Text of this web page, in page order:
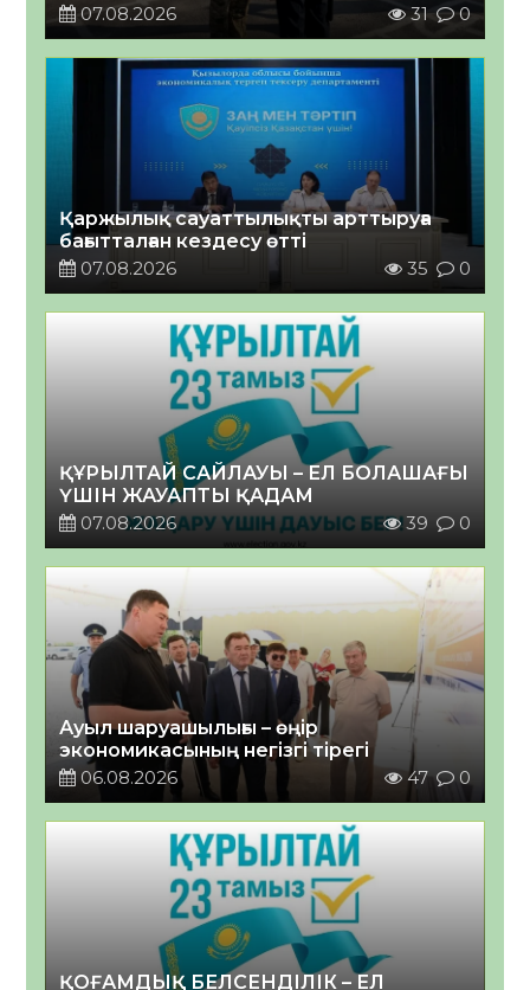
07.08.2026
31 0
Қаржылық сауаттылықты арттыруға
бағытталған кездесу өтті
07.08.2026
35 0
ҚҰРЫЛТАЙ САЙЛАУЫ – ЕЛ БОЛАШАҒЫ
ҮШІН ЖАУАПТЫ ҚАДАМ
07.08.2026
39 0
Ауыл шаруашылығы – өңір
экономикасының негізгі тірегі
06.08.2026
47 0
ҚОҒАМДЫҚ БЕЛСЕНДІЛІК – ЕЛ